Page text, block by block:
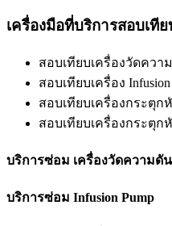
เครื่องมือที่บริการสอบเที
สอบเทียบเครื่องวัดควา
สอบเทียบเครื่อง Infusion
สอบเทียบเครื่องกระตุก
สอบเทียบเครื่องกระตุก
บริการซ่อม เครื่องวัดความดั
บริการซ่อม Infusion Pump